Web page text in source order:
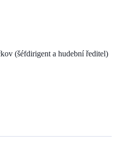
(šéfdirigent a hudební ředitel)